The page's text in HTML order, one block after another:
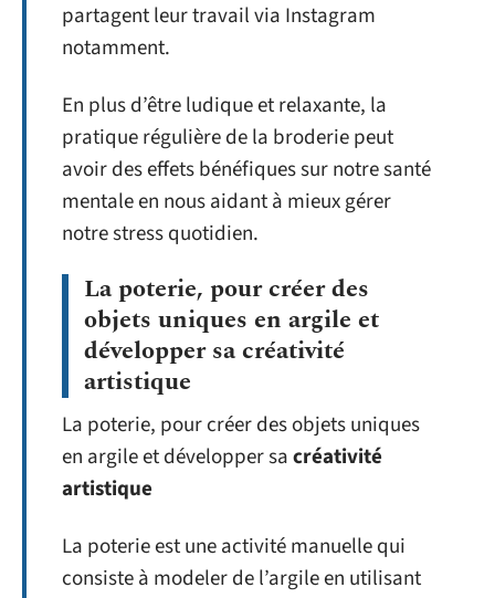
partagent leur travail via Instagram
notamment.
En plus d’être ludique et relaxante, la
pratique régulière de la broderie peut
avoir des effets bénéfiques sur notre santé
mentale en nous aidant à mieux gérer
notre stress quotidien.
La poterie, pour créer des
objets uniques en argile et
développer sa créativité
artistique
La poterie, pour créer des objets uniques
en argile et développer sacréativité
artistique
La poterie est une activité manuelle qui
consiste à modeler de l’argile en utilisant